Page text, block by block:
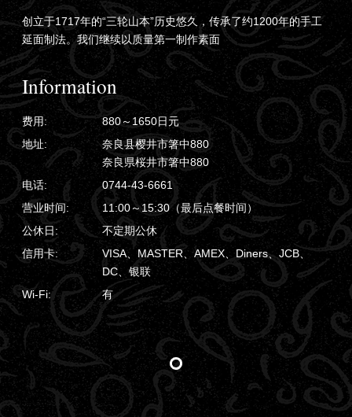
创立于1717年的“三轮山本”历史悠久，传承了约1200年的手工
延面制法。我们继续以质量第一制作素面
Information
费用:
880～1650日元
地址:
奈良县樱井市箸中880
奈良県桜井市箸中880
电话:
0744-43-6661
营业时间:
11:00～15:30（最后点餐时间）
公休日:
不定期公休
信用卡:
VISA、MASTER、AMEX、Diners、JCB、
DC、银联
Wi-Fi:
有